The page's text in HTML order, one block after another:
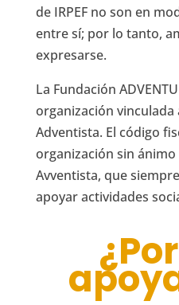
de IRPEF no son en
entre sí; por lo tanto,
expresarse.
La Fundación
organización vinculada
Adventista. El código
organización sin
Avventista, que
apoyar actividades